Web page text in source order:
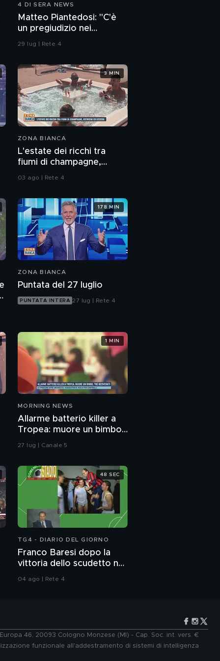
Repubblica, la moviola:
è da egoisti non
Fo a favore, Sgarbi
contrario
4 DI SERA NEWS
Matteo Piantedosi: "C'è
un pregiudizio nei
confronti della polizia"
29 lug | Rete 4
ZONA BIANCA
L'estate dei ricchi tra
fiumi di champagne,
ostriche ed eccessi
03 ago | Rete 4
3 MIN
ZONA BIANCA
Puntata del 27 luglio
PUNTATA INTERA 27 lug | Rete 4
178 MIN
MORNING NEWS
Allarme batterio killer a
Tropea: muore un bimbo,
tre ricoverati
27 lug | Canale 5
1 MIN
TG4 - DIARIO DEL GIORNO
Franco Baresi dopo la
vittoria dello scudetto nel
04 ago | Rete 4
48 SEC
46, 20093 Cologno Monzese (MI) - Cap. Soc. int. vers. €
funzionale all'addestramento di sistemi di intelligenza